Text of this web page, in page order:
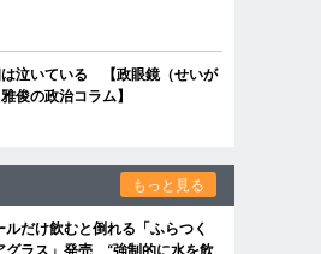
は泣いている 【政眼鏡（せいが
俊の政治コラム】
もっと見る
ルだけ飲むと倒れる「ふらつく
グラス」発売 “強制的に水を飲